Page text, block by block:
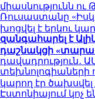
միասնությունն
Ռուսաստանը
խոցվել է երկու
զանգահարել է
դաշնակցի
դավադրություն․
տեխնոլոգիաների
կարող էր ծախսվել
Էստոնիայում կոչ